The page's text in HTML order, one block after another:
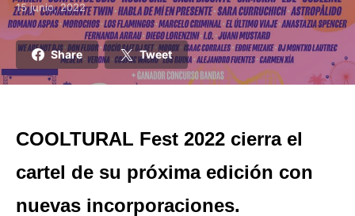
Posted on
15 junio, 2022
Share Tweet
COOLTURAL Fest 2022 cierra el
cartel de su próxima edición con
nuevas incorporaciones.